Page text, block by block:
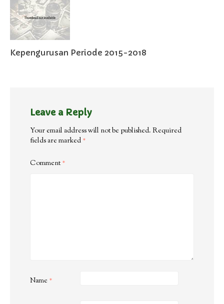
Kepengurusan Periode 2015-2018
Leave a Reply
Your email address will not be published. Required
fields are marked *
Comment*
Name *